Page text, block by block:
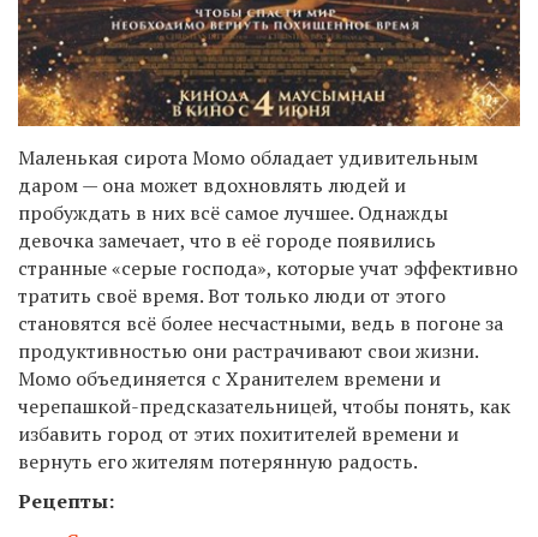
Маленькая сирота Момо обладает удивительным
даром — она может вдохновлять людей и
пробуждать в них всё самое лучшее. Однажды
девочка замечает, что в её городе появились
странные «серые господа», которые учат эффективно
тратить своё время. Вот только люди от этого
становятся всё более несчастными, ведь в погоне за
продуктивностью они растрачивают свои жизни.
Момо объединяется с Хранителем времени и
черепашкой-предсказательницей, чтобы понять, как
избавить город от этих похитителей времени и
вернуть его жителям потерянную радость.
Рецепты: